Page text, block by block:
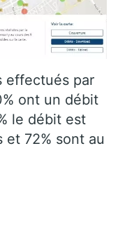
effectués par
ont un débit
le débit est
72% sont au